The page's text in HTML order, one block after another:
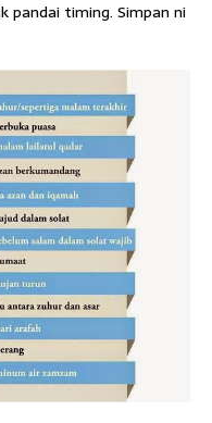
pandai timing. Simpan ni